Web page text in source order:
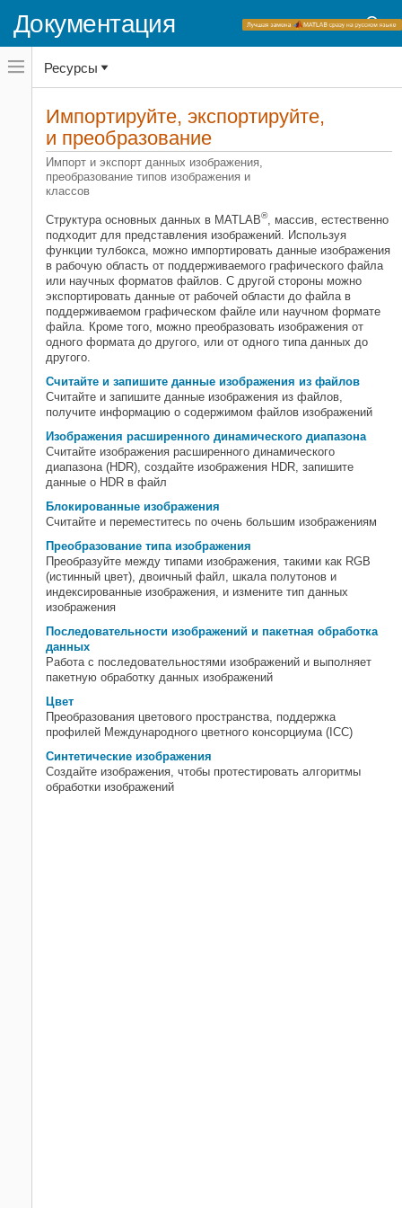
Документация
Переключатель
навигационного
меню
переключатель
навигационного
Image Processing Toolbox
Категория
Начало работы с Image Processing
Toolbox
Импортируйте, экспортируйте, и
преобразование
Считайте и запишите данные
изображения из файлов
Изображения расширенного
динамического диапазона
Блокированные изображения
Преобразование типа
изображения
Последовательности
изображений и пакетная
обработка данных
Цвет
Синтетические изображения
Отображение и исследование
Геометрическое преобразование и
регистрация изображений
Отобразите фильтрацию и
улучшение
Отобразите сегментацию и анализ
Глубокое обучение для обработки
изображений
3-D объемная обработка
изображений
Гиперспектральная обработка
Генерация кода и поддержка
графического процессора
Ресурсы
Импортируйте, экспортируйте,
и преобразование
Импорт и экспорт данных изображения,
преобразование типов изображения и
классов
Структура основных данных в MATLAB®, массив, естественно
подходит для представления изображений. Используя
функции тулбокса, можно импортировать данные изображения
в рабочую область от поддерживаемого графического файла
или научных форматов файлов. С другой стороны можно
экспортировать данные от рабочей области до файла в
поддерживаемом графическом файле или научном формате
файла. Кроме того, можно преобразовать изображения от
одного формата до другого, или от одного типа данных до
другого.
Считайте и запишите данные изображения из файлов
Считайте и запишите данные изображения из файлов,
получите информацию о содержимом файлов изображений
Изображения расширенного динамического диапазона
Считайте изображения расширенного динамического
диапазона (HDR), создайте изображения HDR, запишите
данные о HDR в файл
Блокированные изображения
Считайте и переместитесь по очень большим изображениям
Преобразование типа изображения
Преобразуйте между типами изображения, такими как RGB
(истинный цвет), двоичный файл, шкала полутонов и
индексированные изображения, и измените тип данных
изображения
Последовательности изображений и пакетная обработка
данных
Работа с последовательностями изображений и выполняет
пакетную обработку данных изображений
Цвет
Преобразования цветового пространства, поддержка
профилей Международного цветного консорциума (ICC)
Синтетические изображения
Создайте изображения, чтобы протестировать алгоритмы
обработки изображений